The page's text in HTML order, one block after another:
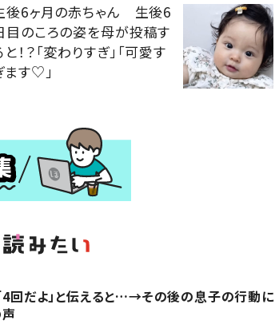
後6ヶ月の赤ちゃん 生後6
目のころの姿を母が投稿す
と！？「変わりすぎ」「可愛す
ます♡」
4回だよ」と伝えると…→その後の息子の行動に